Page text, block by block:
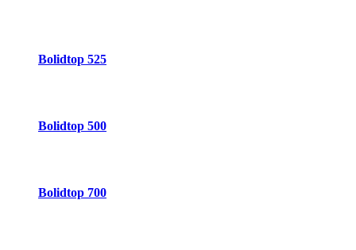
Bolidtop 525
Bolidtop 500
Bolidtop 700